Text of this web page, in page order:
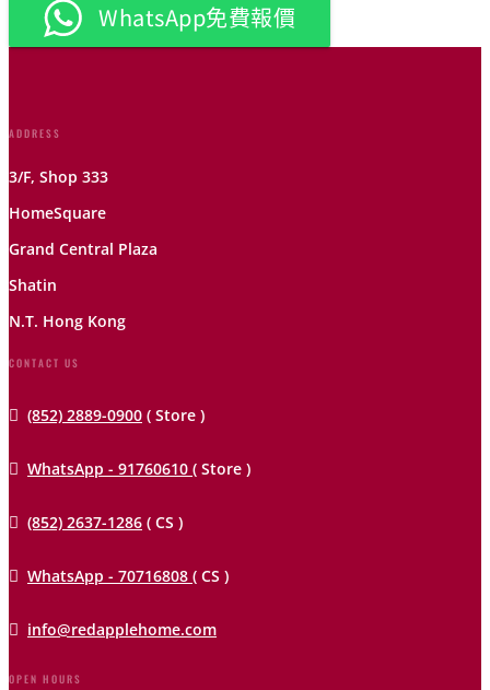
WhatsApp免費報價
ADDRESS
3/F, Shop 333
HomeSquare
Grand Central Plaza
Shatin
N.T. Hong Kong
CONTACT US
 (852) 2889-0900 ( Store )
 WhatsApp - 91760610 ( Store )
 (852) 2637-1286 ( CS )
 WhatsApp - 70716808 ( CS )
 info@redapplehome.com
OPEN HOURS